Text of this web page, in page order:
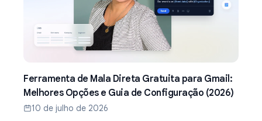
Ferramenta de Mala Direta Gratuita para Gmail:
Melhores Opções e Guia de Configuração (2026)
10 de julho de 2026